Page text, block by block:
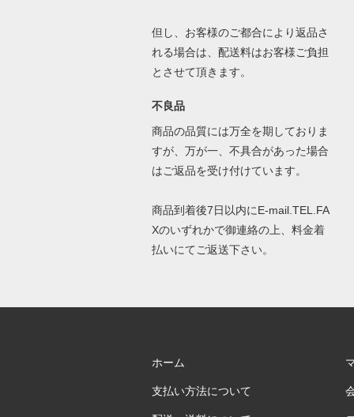
但し、お客様のご都合により返品さ
れる場合は、配送料はお客様ご負担
とさせて頂きます。
不良品
商品の品質には万全を期しておりま
すが、万が一、不具合があった場合
はご返品を受け付けています。
商品到着後7日以内にE-mail.TEL.FA
Xのいずれかで御連絡の上、料金着
払いにてご返送下さい。
ホーム
支払い方法について